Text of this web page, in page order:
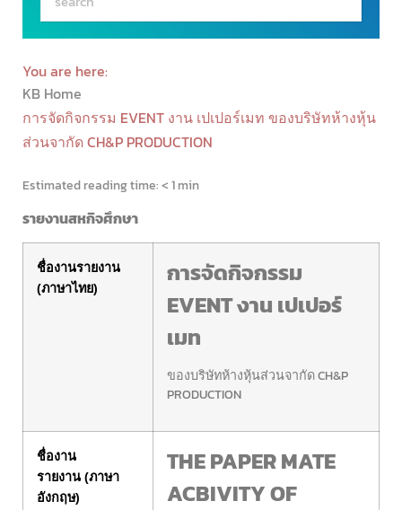
You are here:
KB Home
การจัดกิจกรรม EVENT งาน เปเปอร์เมท ของบริษัทห้างหุ้น
ส่วนจากัด CH&P PRODUCTION
Estimated reading time:< 1 min
รายงานสหกิจศึกษา
ชื่องานรายงาน
(ภาษาไทย)
การจัดกิจกรรม
EVENT งาน เปเปอร์
เมท
ของบริษัทห้างหุ้นส่วนจากัด CH&P
PRODUCTION
ชื่องาน
รายงาน (ภาษา
อังกฤษ)
THE PAPER MATE
ACBIVITY OF